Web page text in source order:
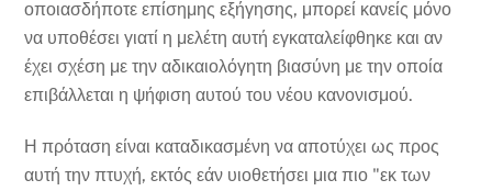
οποιασδήποτε επίσημης εξήγησης, μπορεί κανείς μόνο
να υποθέσει γιατί η μελέτη αυτή εγκαταλείφθηκε και αν
έχει σχέση με την αδικαιολόγητη βιασύνη με την οποία
επιβάλλεται η ψήφιση αυτού του νέου κανονισμού.
Η πρόταση είναι καταδικασμένη να αποτύχει ως προς
αυτή την πτυχή, εκτός εάν υιοθετήσει μια πιο "εκ των